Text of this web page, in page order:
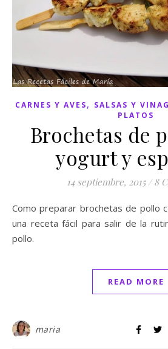
CARNES Y AVES, SALSAS Y
PLATOS
Brochetas de
yogurt y
14 septiembre, 2015 / 8
Como preparar brochetas de pollo con yogurt y especias,
una receta fácil para salir de la
pollo.
READ MORE
maria